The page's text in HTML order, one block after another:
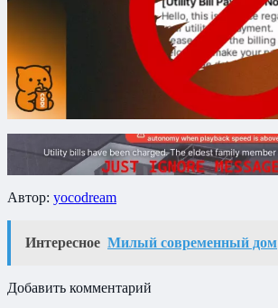
Автор: yocodream
Интересное Милый современный дом
Добавить комментарий